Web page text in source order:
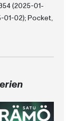
(2025-01-
01-02); Pocket,